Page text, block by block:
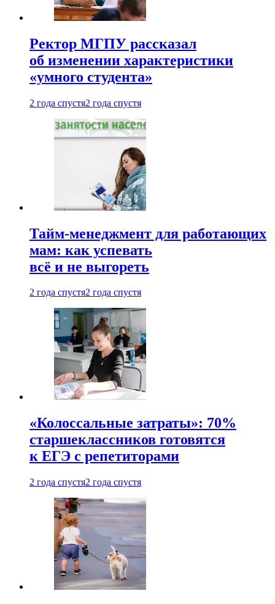
Ректор МГПУ рассказал
об изменении характеристики
«умного студента»
2 года спустя2 года спустя
Тайм-менеджмент для работающих
мам: как успевать
всё и не выгореть
2 года спустя2 года спустя
«Колоссальные затраты»: 70%
старшеклассников готовятся
к ЕГЭ с репетиторами
2 года спустя2 года спустя